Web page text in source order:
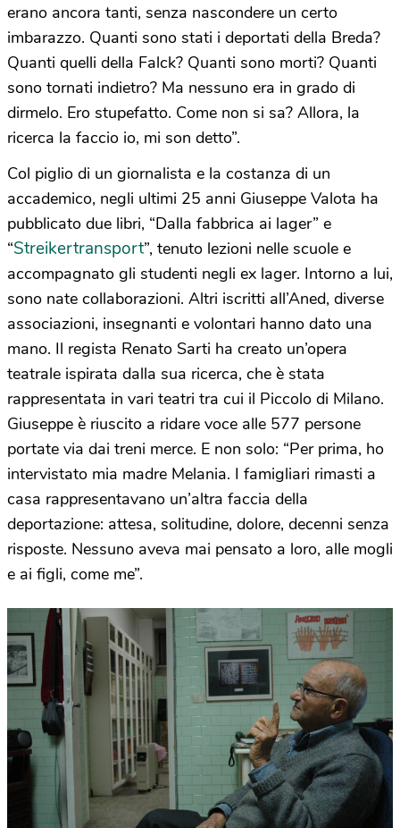
erano ancora tanti, senza nascondere un certo
imbarazzo. Quanti sono stati i deportati della Breda?
Quanti quelli della Falck? Quanti sono morti? Quanti
sono tornati indietro? Ma nessuno era in grado di
dirmelo. Ero stupefatto. Come non si sa? Allora, la
ricerca la faccio io, mi son detto”.
Col piglio di un giornalista e la costanza di un
accademico, negli ultimi 25 anni Giuseppe Valota ha
pubblicato due libri, “Dalla fabbrica ai lager” e
“Streikertransport”, tenuto lezioni nelle scuole e
accompagnato gli studenti negli ex lager. Intorno a lui,
sono nate collaborazioni. Altri iscritti all’Aned, diverse
associazioni, insegnanti e volontari hanno dato una
mano. Il regista Renato Sarti ha creato un’opera
teatrale ispirata dalla sua ricerca, che è stata
rappresentata in vari teatri tra cui il Piccolo di Milano.
Giuseppe è riuscito a ridare voce alle 577 persone
portate via dai treni merce. E non solo: “Per prima, ho
intervistato mia madre Melania. I famigliari rimasti a
casa rappresentavano un’altra faccia della
deportazione: attesa, solitudine, dolore, decenni senza
risposte. Nessuno aveva mai pensato a loro, alle mogli
e ai figli, come me”.